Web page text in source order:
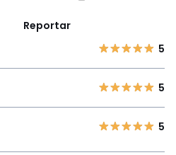
Reportar
5
5
5